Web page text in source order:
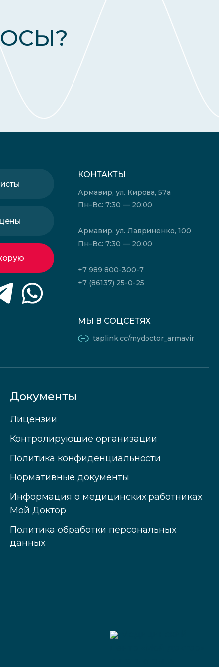
КОНТАКТЫ
Армавир, ул. Кирова, 57а
Пн–Вс: 7:30 — 20:00
Армавир, ул. Лавриненко, 100
Пн–Вс: 7:30 — 20:00
+7 989 800-300-7
+7 (86137) 25-0-25
МЫ В СОЦСЕТЯХ
taplink.cc/mydoctor_armavir
Документы
Лицензии
Контролирующие организации
Политика конфиденциальности
Нормативные документы
Информация о медицинских работниках
Мой Доктор
Политика обработки персональных
данных